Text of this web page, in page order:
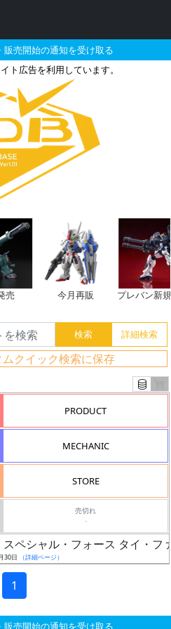
販売開始の通知を受け取る
ト広告を利用しています。
オーダー スペ
売 今月再販 プレバン新
クイック検索に保存
PRODUCT
MECHANIC
STORE
売切れ
-
ペシャル・フォース タイ・フ
30日 （詳細ページ）
1
販売開始の通知を受け取る